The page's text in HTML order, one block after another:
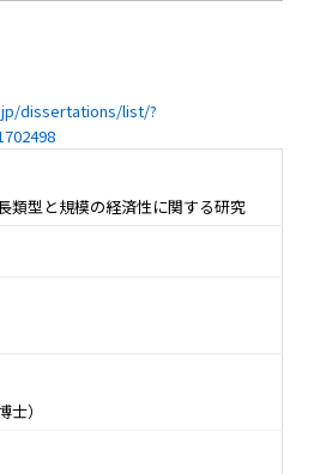
dissertations/list/?
類型と規模の経済性に関する研究
）